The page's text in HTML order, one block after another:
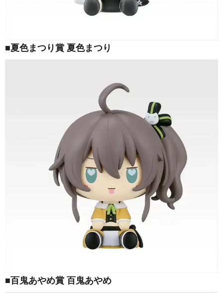
■夏色まつり賞 夏色まつり
■百鬼あやめ賞 百鬼あやめ